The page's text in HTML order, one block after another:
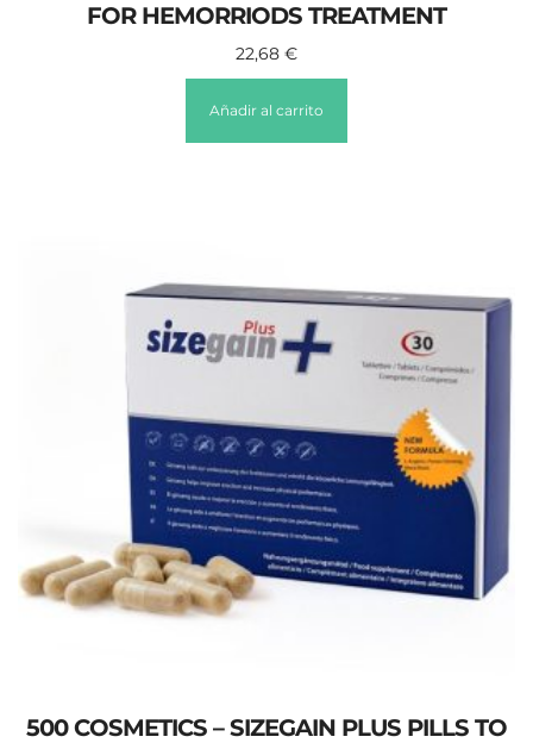
FOR HEMORRIODS TREATMENT
22,68 €
Añadir al carrito
500 COSMETICS – SIZEGAIN PLUS PILLS TO